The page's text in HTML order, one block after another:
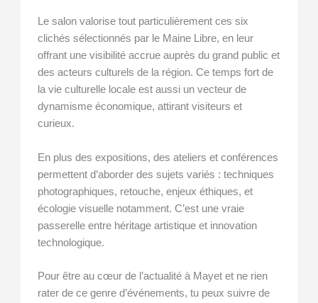
Le salon valorise tout particulièrement ces six
clichés sélectionnés par le Maine Libre, en leur
offrant une visibilité accrue auprès du grand public et
des acteurs culturels de la région. Ce temps fort de
la vie culturelle locale est aussi un vecteur de
dynamisme économique, attirant visiteurs et
curieux.
En plus des expositions, des ateliers et conférences
permettent d’aborder des sujets variés : techniques
photographiques, retouche, enjeux éthiques, et
écologie visuelle notamment. C’est une vraie
passerelle entre héritage artistique et innovation
technologique.
Pour être au cœur de l’actualité à Mayet et ne rien
rater de ce genre d’événements, tu peux suivre de